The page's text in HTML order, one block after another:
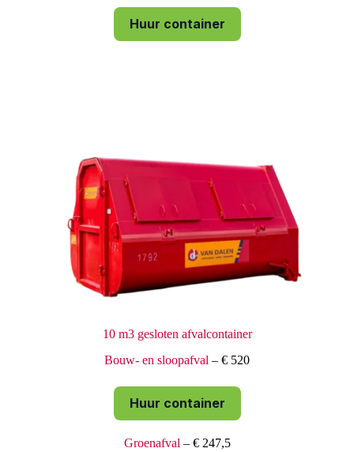
Huur container
10 m3 gesloten afvalcontainer
Bouw- en sloopafval – € 520
Huur container
Groenafval – € 247,5